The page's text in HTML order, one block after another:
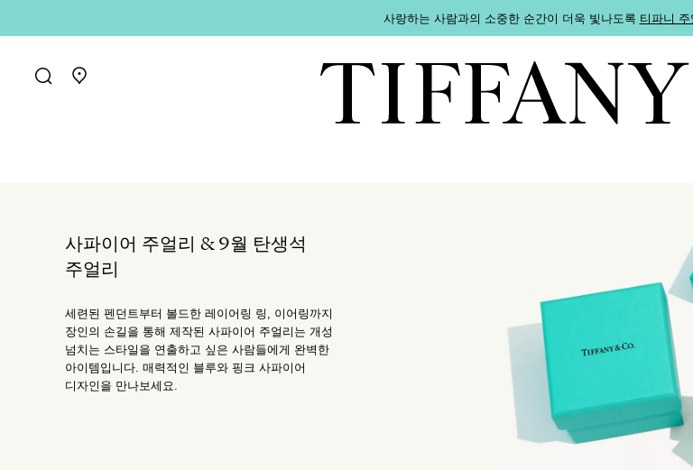
사랑하는 사람과의 소중한 순간이 더욱 빛나도록 티파니 주
매장 찾기로 가기
티
사파이어 주얼리 & 9월 탄생석
주얼리
세련된 펜던트부터 볼드한 레이어링 링, 이어링까지
장인의 손길을 통해 제작된 사파이어 주얼리는 개성
넘치는 스타일을 연출하고 싶은 사람들에게 완벽한
아이템입니다. 매력적인 블루와 핑크 사파이어
디자인을 만나보세요.